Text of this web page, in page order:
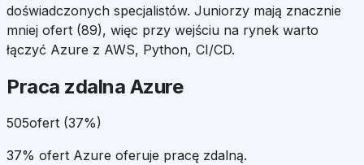
doświadczonych specjalistów. Juniorzy mają znacznie
mniej ofert (89), więc przy wejściu na rynek warto
łączyć Azure z AWS, Python, CI/CD.
Praca zdalna Azure
505ofert (37%)
37% ofert Azure oferuje pracę zdalną.